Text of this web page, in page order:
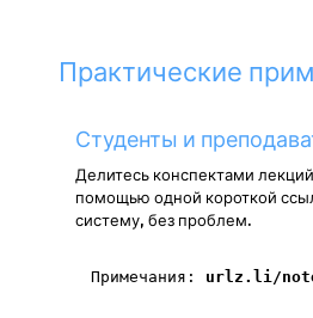
Практические
Студенты и
Делитесь конспектами
помощью одной короткой
систему, без проблем.
Примечания: urlz.li/